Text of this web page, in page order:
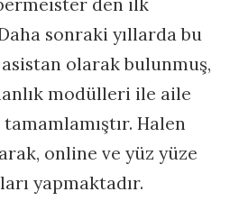
den ilk
sonraki yıllarda bu
olarak bulunmuş,
modülleri ile aile
Halen
online ve yüz yüze
yapmaktadır.